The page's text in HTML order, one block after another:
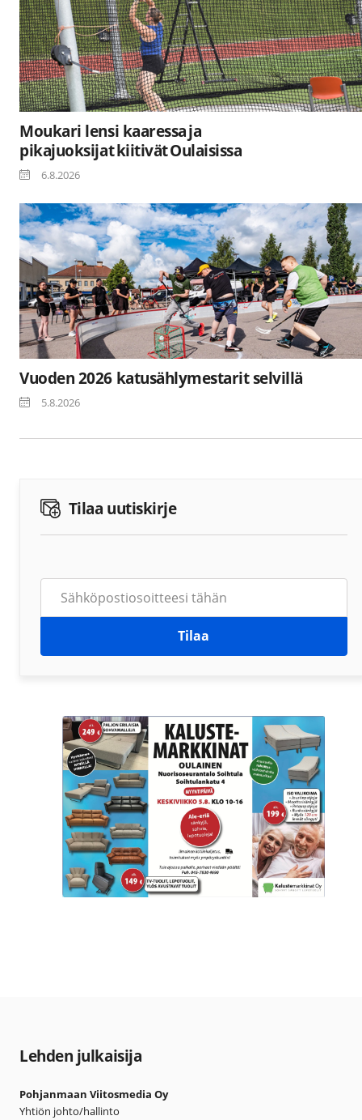
Moukari lensi kaaressa ja
pikajuoksijat kiitivät Oulaisissa
6.8.2026
Vuoden 2026 katusählymestarit selvillä
5.8.2026
Tilaa uutiskirje
Tilaa
Lehden julkaisija
Pohjanmaan Viitosmedia Oy
Yhtiön johto/hallinto